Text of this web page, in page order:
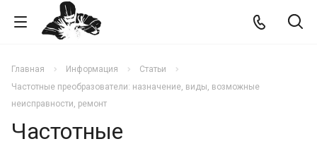
Главная Информация
Статьи
Частотные преобразователи: назначение, виды, возможные
неисправности, ремонт
Частотные